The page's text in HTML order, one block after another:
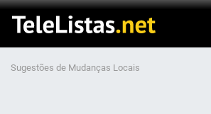
Sugestões de Mudanças Locais